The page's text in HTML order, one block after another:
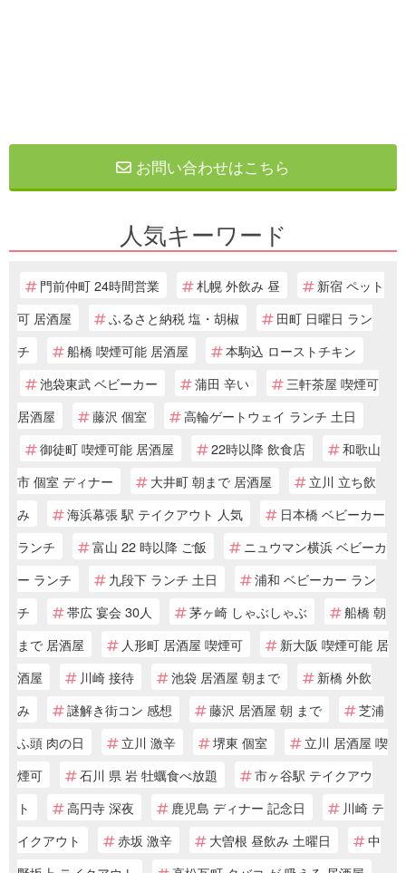
お問い合わせはこちら
人気キーワード
門前仲町 24時間営業 札幌 外飲み 昼
新宿 ペット
可 居酒屋
ふるさと納税 塩・胡椒
田町 日曜日 ラン
チ
船橋 喫煙可能 居酒屋
本駒込 ローストチキン
池袋東武 ベビーカー
蒲田 辛い
三軒茶屋 喫煙可
居酒屋
藤沢 個室
高輪ゲートウェイ ランチ 土日
御徒町 喫煙可能 居酒屋
22時以降 飲食店
和歌山
市 個室 ディナー
大井町 朝まで 居酒屋
立川 立ち飲
み
海浜幕張 駅 テイクアウト 人気
日本橋 ベビーカー
ランチ
富山 22 時以降 ご飯
ニュウマン横浜 ベビーカ
ー ランチ
九段下 ランチ 土日
浦和 ベビーカー ラン
チ
帯広 宴会 30人 茅ヶ崎 しゃぶしゃぶ
船橋 朝
まで 居酒屋
人形町 居酒屋 喫煙可
新大阪 喫煙可能 居
酒屋
川崎 接待 池袋 居酒屋 朝まで
新橋 外飲
み
謎解き街コン 感想 藤沢 居酒屋 朝 まで
芝浦
ふ頭 肉の日
立川 激辛 堺東 個室
立川 居酒屋 喫
煙可
石川 県 岩 牡蠣食べ放題
市ヶ谷駅 テイクアウ
ト
高円寺 深夜 鹿児島 ディナー 記念日
川崎 テ
イクアウト
赤坂 激辛 大曽根 昼飲み 土曜日
中